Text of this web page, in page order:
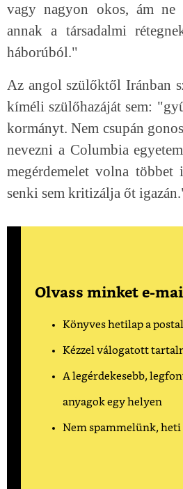
vagy nagyon okos, ám
annak a társadalmi
háborúból."
Az angol szülőktől Iránban
kíméli szülőhazáját sem:
kormányt. Nem csupán
nevezni a Columbia
megérdemelet volna
senki sem kritizálja őt
Olvass minket e-
Könyves hetilap a
Kézzel válogatott
A legérdekesebb,
anyagok egy helyen
Nem spammelünk,